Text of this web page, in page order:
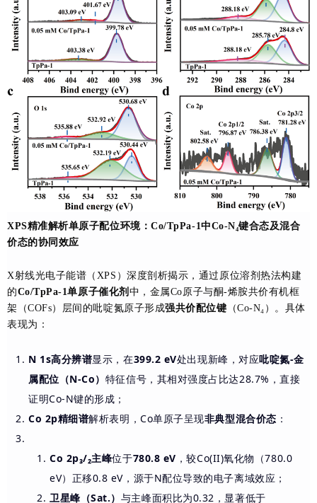
XPS精准解析单原子配位环境：Co/TpPa-1中Co-N₄键合态及混合
价态的协同效应
X射线光电子能谱（XPS）深度剖析揭示，通过原位溶剂热法构建
的Co/TpPa-1单原子催化剂 中，金属Co原子与酮-烯胺共价有机框
架（COFs）层间的吡啶氮原子形成强共价配位键 （Co-N₄）。具体
表现为：
N 1s高分辨谱显示，在399.2 eV处出现新峰，对应吡啶氮-金
属配位（N-Co） 特征信号，其相对强度占比达28.7%，直接
证明Co-N键的形成；
Co 2p精细谱解析表明，Co单原子呈现非典型混合价态 ：
Co 2p₃/₂主峰位于780.8 eV ，较Co(II)氧化物（780.0
eV）正移0.8 eV，源于N配位导致的电子离域效应；
卫星峰（Sat.） 与主峰面积比为0.32，显著低于